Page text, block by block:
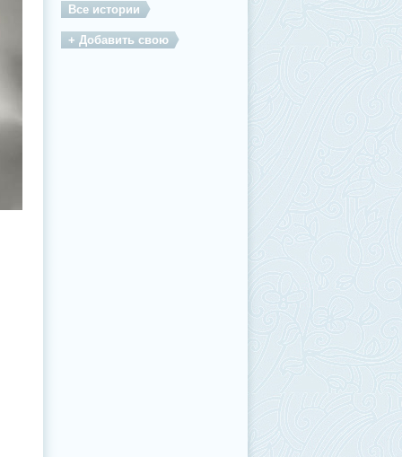
Все истории
+ Добавить свою